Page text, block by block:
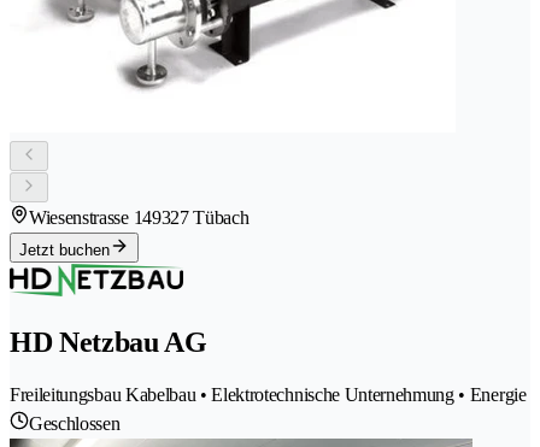
Wiesenstrasse 149327 Tübach
Jetzt buchen
HD Netzbau AG
Freileitungsbau Kabelbau • Elektrotechnische Unternehmung • Energie
Geschlossen